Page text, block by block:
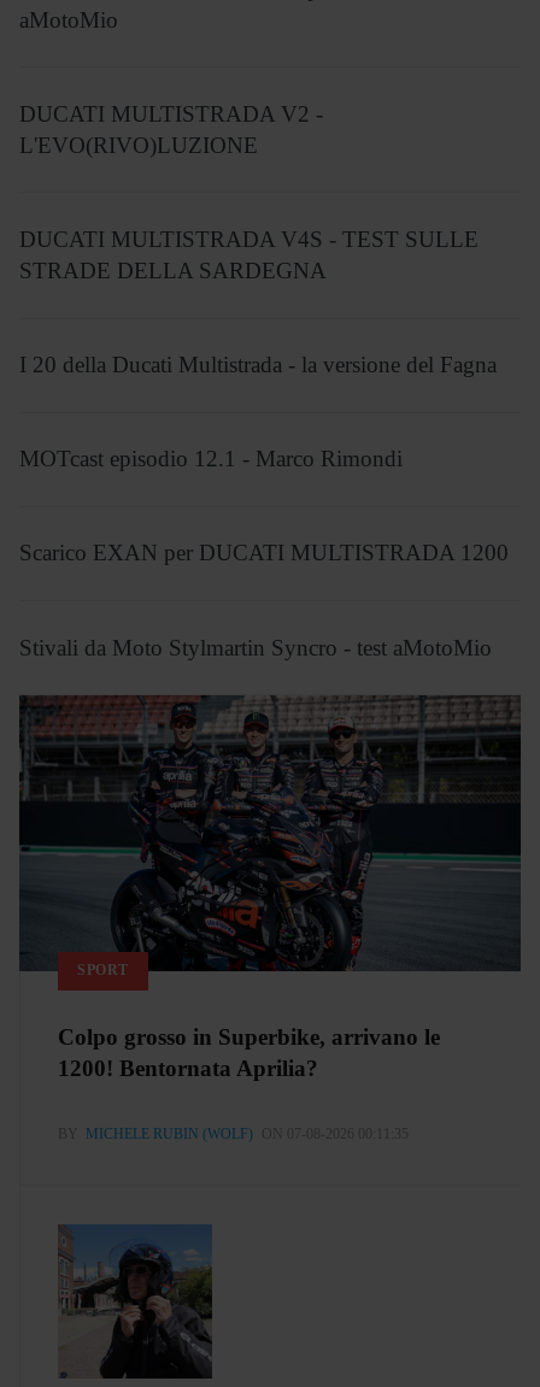
aMotoMio
DUCATI MULTISTRADA V2 -
L'EVO(RIVO)LUZIONE
DUCATI MULTISTRADA V4S - TEST SULLE
STRADE DELLA SARDEGNA
I 20 della Ducati Multistrada - la versione del Fagna
MOTcast episodio 12.1 - Marco Rimondi
Scarico EXAN per DUCATI MULTISTRADA 1200
Stivali da Moto Stylmartin Syncro - test aMotoMio
SPORT
Colpo grosso in Superbike, arrivano le
1200! Bentornata Aprilia?
BY MICHELE RUBIN (WOLF) ON 07-08-2026 00:11:35